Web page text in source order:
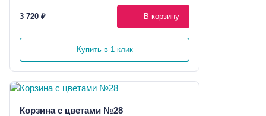
3 720 ₽ В корзину
Купить в 1 клик
Корзина с цветами №28